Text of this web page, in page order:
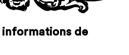
informations de